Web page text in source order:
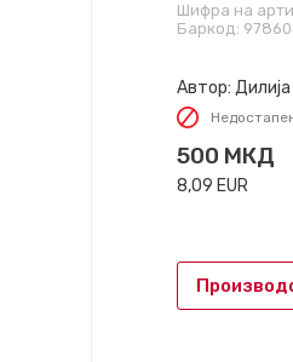
Шифра на
Баркод:
Автор:
500 МКД
8,09 EUR